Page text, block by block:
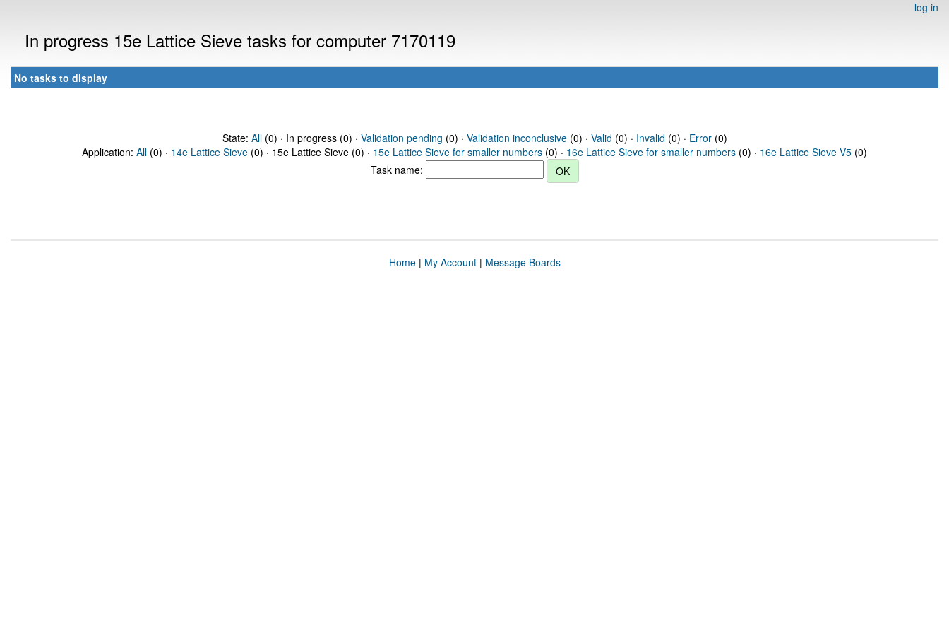
log in
In progress 15e Lattice Sieve tasks for computer 7170119
No tasks to display
State: All(0) · In progress (0) · Validation pending (0) · Validation inconclusive(0) · Valid (0) · Invalid (0) · Error(0)
Application: All (0) · 14e Lattice Sieve (0) · 15e Lattice Sieve (0) · 15e Lattice Sieve for smaller numbers (0) · 16e Lattice Sieve for smaller numbers (0) · 16e Lattice Sieve V5 (0)
Task name:
Home| My Account| Message Boards